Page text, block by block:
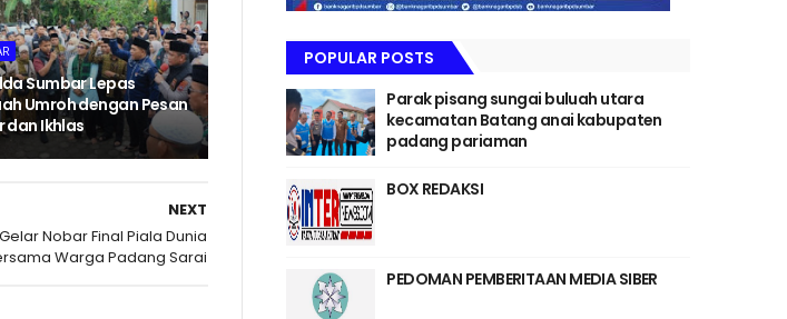
Sumbar Lepas
Umroh dengan Pesan
dan Ikhlas
NEXT
Nobar Final Piala Dunia
Warga Padang Sarai
POPULAR POSTS
Parak pisang sungai buluah utara
kecamatan Batang anai kabupaten
padang pariaman
BOX REDAKSI
PEDOMAN PEMBERITAAN MEDIA SIBER